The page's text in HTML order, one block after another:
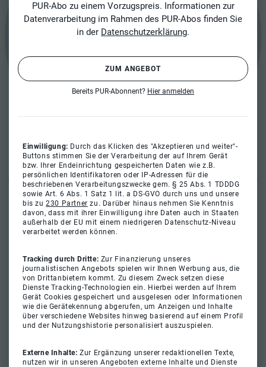
PUR-Abo zu einem Vorzugspreis. Informationen zur
Datenverarbeitung im Rahmen des PUR-Abos finden Sie
in der Datenschutzerklärung.
ZUM ANGEBOT
Bereits PUR-Abonnent? Hier anmelden
Einwilligung: Durch das Klicken des "Akzeptieren und weiter"-
Buttons stimmen Sie der Verarbeitung der auf Ihrem Gerät
bzw. Ihrer Endeinrichtung gespeicherten Daten wie z.B.
persönlichen Identifikatoren oder IP-Adressen für die
beschriebenen Verarbeitungszwecke gem. § 25 Abs. 1 TDDDG
sowie Art. 6 Abs. 1 Satz 1 lit. a DS-GVO durch uns und unsere
bis zu230 Partner zu. Darüber hinaus nehmen Sie Kenntnis
davon, dass mit ihrer Einwilligung ihre Daten auch in Staaten
außerhalb der EU mit einem niedrigeren Datenschutz-Niveau
verarbeitet werden können.
Tracking durch Dritte: Zur Finanzierung unseres
journalistischen Angebots spielen wir Ihnen Werbung aus, die
von Drittanbietern kommt. Zu diesem Zweck setzen diese
Dienste Tracking-Technologien ein. Hierbei werden auf Ihrem
Gerät Cookies gespeichert und ausgelesen oder Informationen
wie die Gerätekennung abgerufen, um Anzeigen und Inhalte
über verschiedene Websites hinweg basierend auf einem Profil
und der Nutzungshistorie personalisiert auszuspielen.
Externe Inhalte:Zur Ergänzung unserer redaktionellen Texte,
nutzen wir in unseren Angeboten externe Inhalte und Dienste